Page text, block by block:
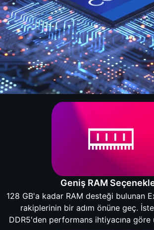
Geniş RAM
128 GB'a kadar RAM desteği bulunan
rakiplerinin bir adım önüne geç.
DDR5'den performans ihtiyacına göre